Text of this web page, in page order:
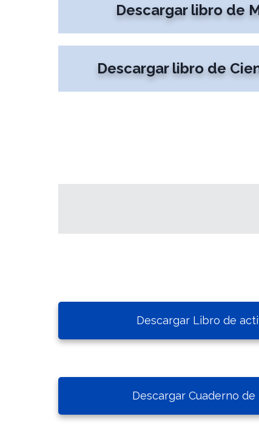
Descargar libro de
Descargar libro de
Descargar Libro de
Descargar Cuaderno de